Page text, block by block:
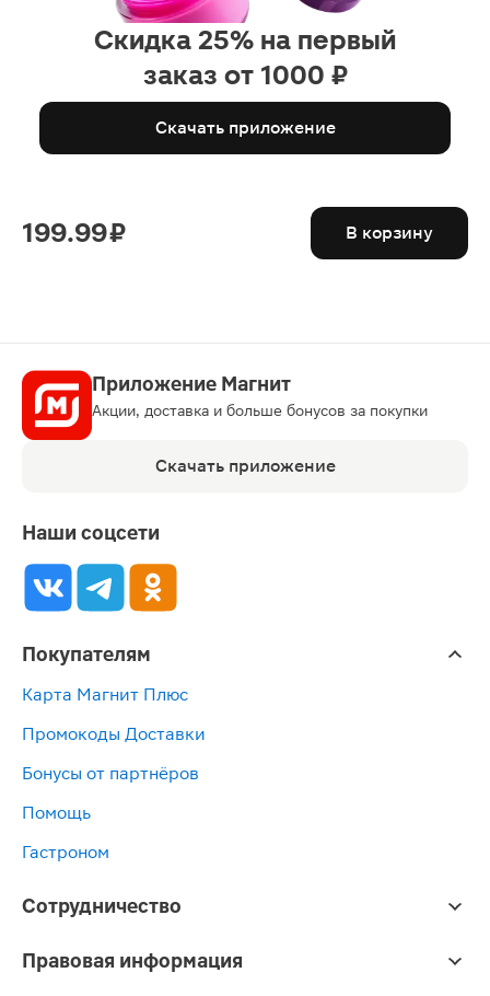
Скидка 25% на первый
заказ от 1000 ₽
Скачать приложение
199.99 ₽ В корзину
Приложение Магнит
Акции, доставка и больше бонусов за покупки
Скачать приложение
Наши соцсети
Покупателям
Карта Магнит Плюс
Промокоды Доставки
Бонусы от партнёров
Помощь
Гастроном
Сотрудничество
Правовая информация